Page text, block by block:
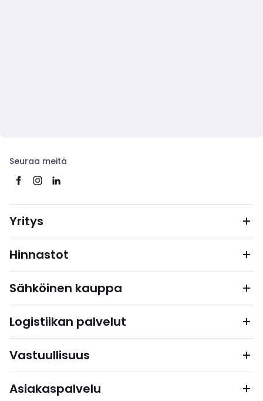
Seuraa meitä
Yritys
Hinnastot
Sähköinen kauppa
Logistiikan palvelut
Vastuullisuus
Asiakaspalvelu